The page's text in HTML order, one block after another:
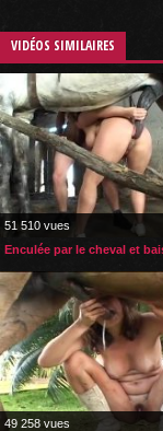
VIDÉOS SIMILAIRES
51 510 vues
49 258 vues